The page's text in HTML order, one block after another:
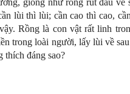
giống như rồng rút đầu về
lùi thì lùi; cần cao thì cao,
Rồng là con vật rất linh
trong loài người, lấy lùi về
thích đáng sao?